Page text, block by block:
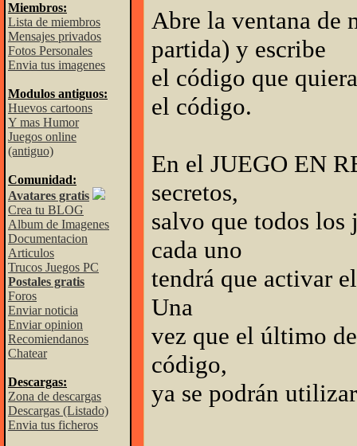
Miembros:
Lista de miembros
Mensajes privados
Fotos Personales
Envia tus imagenes
Modulos antiguos:
Huevos cartoons
Y mas Humor
Juegos online
(antiguo)
Comunidad:
Avatares gratis
Crea tu BLOG
Album de Imagenes
Documentacion
Articulos
Trucos Juegos PC
Postales gratis
Foros
Enviar noticia
Enviar opinion
Recomiendanos
Chatear
Descargas:
Zona de descargas
Descargas (Listado)
Envia tus ficheros
Abre la ventana de
partida) y escribe
el código que
el código.
En el JUEGO EN
secretos,
salvo que todos los
cada uno
tendrá que activar
Una
vez que el último
código,
ya se podrán